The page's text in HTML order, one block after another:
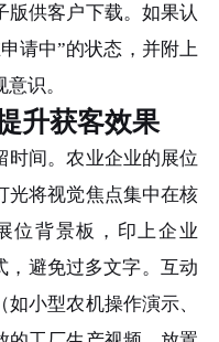
版供客户下载。如果认
请中”的状态，并附上
识。
升获客效果
间。农业企业的展位
光将视觉焦点集中在核
位背景板，印上企业
，避免过多文字。互动
小型农机操作演示、